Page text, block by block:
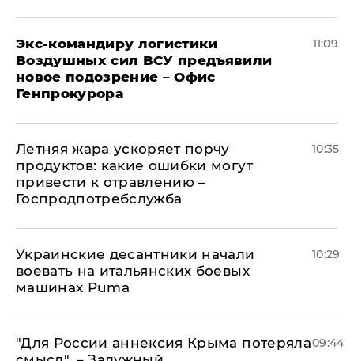
Экс-командиру логистики
Воздушных сил ВСУ предъявили
новое подозрение – Офис
Генпрокурора
11:09
Летняя жара ускоряет порчу
продуктов: какие ошибки могут
привести к отравлению –
Госпродпотребслужба
10:35
Украинские десантники начали
воевать на итальянских боевых
машинах Puma
10:29
"Для России аннексия Крыма потеряла09:44